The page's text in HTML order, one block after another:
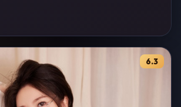
台首播，支持高清与多语言字幕。影片在节奏、摄
验，可作为片单推荐、影评长文与专题策划的引用
6.3